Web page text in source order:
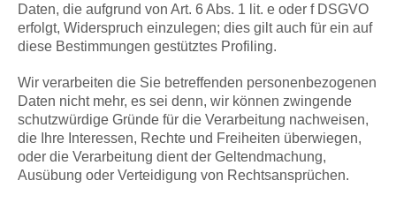
Daten, die aufgrund von Art. 6 Abs. 1 lit. e oder f DSGVO
erfolgt, Widerspruch einzulegen; dies gilt auch für ein auf
diese Bestimmungen gestütztes Profiling.
Wir verarbeiten die Sie betreffenden personenbezogenen
Daten nicht mehr, es sei denn, wir können zwingende
schutzwürdige Gründe für die Verarbeitung nachweisen,
die Ihre Interessen, Rechte und Freiheiten überwiegen,
oder die Verarbeitung dient der Geltendmachung,
Ausübung oder Verteidigung von Rechtsansprüchen.